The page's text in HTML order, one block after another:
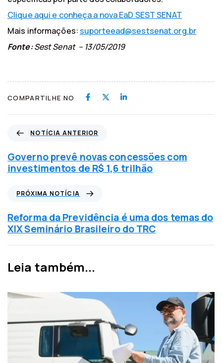
Clique aqui e conheça a nova EaD SEST SENAT
Mais informações:suporteead@sestsenat.org.br
Fonte:Sest Senat – 13/05/2019
COMPARTILHE NO
t
í
c
n
t
e
i
r
NOTÍCIA ANTERIOR
Governo prevê novas concessões com
investimentos de R$ 1,6 trilhão
ó
x
i
m
n
t
i
PRÓXIMA NOTÍCIA
Reforma da Previdência é uma dos temas do
XIX Seminário Brasileiro do TRC
Leia também...